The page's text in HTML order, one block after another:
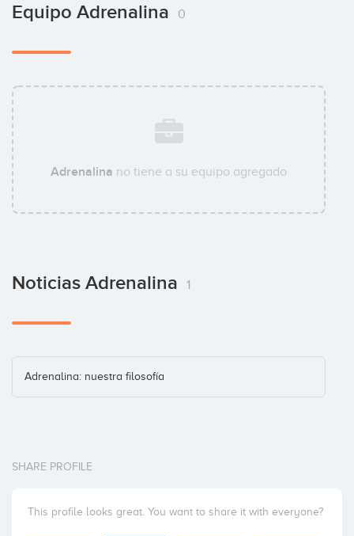
Equipo Adrenalina 0
Adrenalina no tiene a su equipo agregado
Noticias Adrenalina 1
Adrenalina: nuestra filosofía
SHARE PROFILE
This profile looks great. You want to share it with everyone?